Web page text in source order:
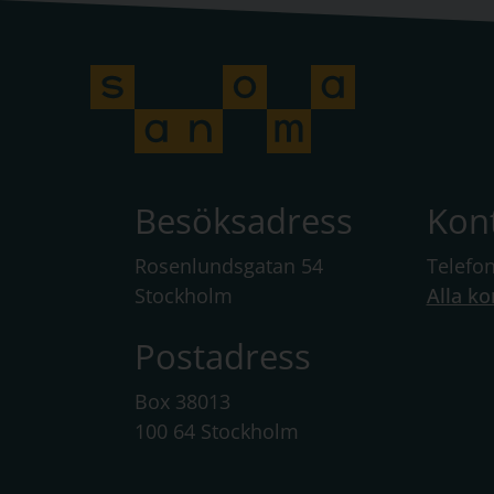
Besöksadress
Rosenlundsgatan 54
Stockholm
Postadress
Box 38013
100 64 Stockholm
Alla